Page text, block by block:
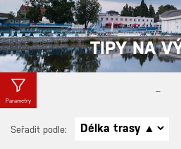
TIPY NA
Parametry
Seřadit podle:
–